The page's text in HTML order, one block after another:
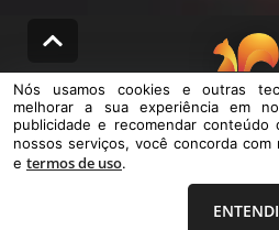
© DESENVOLVIDO
Nós usamos cookies e outras
sua experiência em nossos serviços,
Nós usamos cookies e outras
melhorar a sua experiência em
publicidade e recomendar
nossos serviços, você concorda com
e termos de uso.
ENTENDI